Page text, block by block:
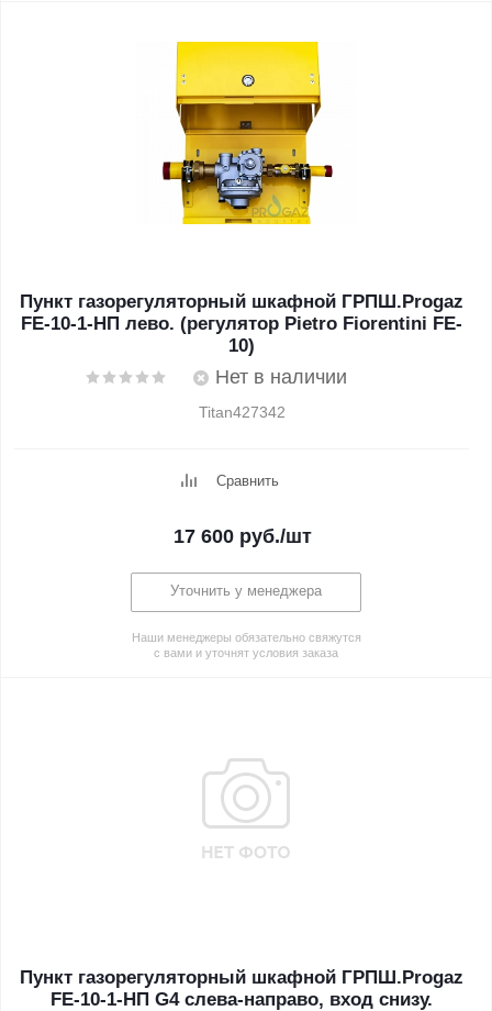
Пункт газорегуляторный шкафной ГРПШ.Progaz
FE-10-1-НП лево. (регулятор Pietro Fiorentini FE-
10)
Нет в наличии
Titan427342
Сравнить
17 600руб./шт
Уточнить у менеджера
Наши менеджеры обязательно свяжутся
с вами и уточнят условия заказа
Пункт газорегуляторный шкафной ГРПШ.Progaz
FE-10-1-НП G4 слева-направо, вход снизу.